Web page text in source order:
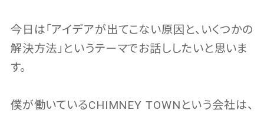
今日は「アイデアが出てこない原因と、いくつかの
解決方法」というテーマでお話ししたいと思いま
す。
僕が働いているCHIMNEY TOWNという会社は、